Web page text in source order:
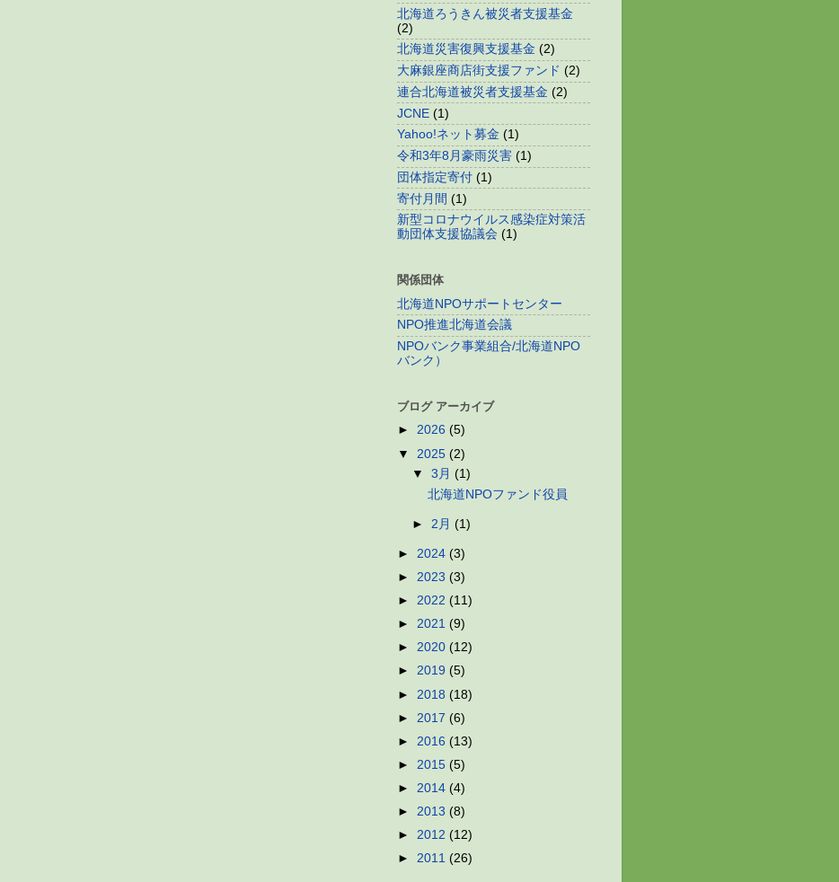
北海道ろうきん被災者支援基金
(2)
北海道災害復興支援基金 (2)
大麻銀座商店街支援ファンド (2)
連合北海道被災者支援基金 (2)
JCNE (1)
Yahoo!ネット募金 (1)
令和3年8月豪雨災害 (1)
団体指定寄付 (1)
寄付月間 (1)
新型コロナウイルス感染症対策活
動団体支援協議会 (1)
関係団体
北海道NPOサポートセンター
NPO推進北海道会議
NPOバンク事業組合/北海道NPO
バンク）
ブログ アーカイブ
► 2026 (5)
▼ 2025 (2)
▼3月(1)
北海道NPOファンド役員
► 2月(1)
► 2024 (3)
► 2023 (3)
► 2022 (11)
► 2021 (9)
► 2020 (12)
► 2019 (5)
► 2018 (18)
► 2017 (6)
► 2016 (13)
► 2015 (5)
► 2014 (4)
► 2013 (8)
► 2012 (12)
► 2011 (26)